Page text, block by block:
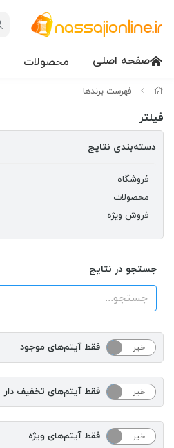
صفحه اصلی محصولات
فهرست برندها
فیلتر
دسته‌بندی نتایج
فروشگاه
محصولات
فروش ویژه
جستجو در نتایج
بله خیر فقط آیتم‌های موجود
بله خیر فقط آیتم‌های تخفیف دار
بله خیر فقط آیتم‌های ویژه